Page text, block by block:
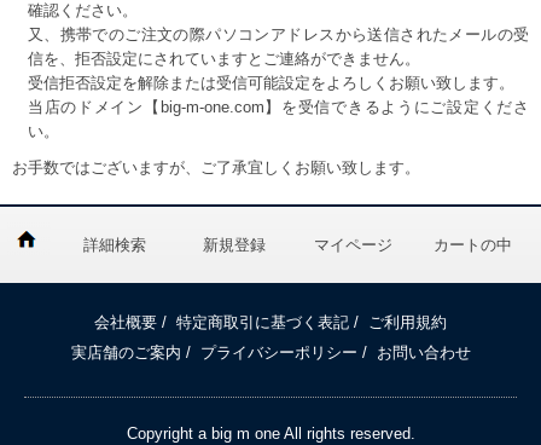
確認ください。
又、携帯でのご注文の際パソコンアドレスから送信されたメールの受
信を、拒否設定にされていますとご連絡ができません。
受信拒否設定を解除または受信可能設定をよろしくお願い致します。
当店のドメイン【big-m-one.com】を受信できるようにご設定くださ
い。
お手数ではございますが、ご了承宜しくお願い致します。
詳細検索 新規登録 マイページ カートの中
会社概要 / 特定商取引に基づく表記 / ご利用規約
実店舗のご案内 / プライバシーポリシー / お問い合わせ
Copyright a big m one All rights reserved.